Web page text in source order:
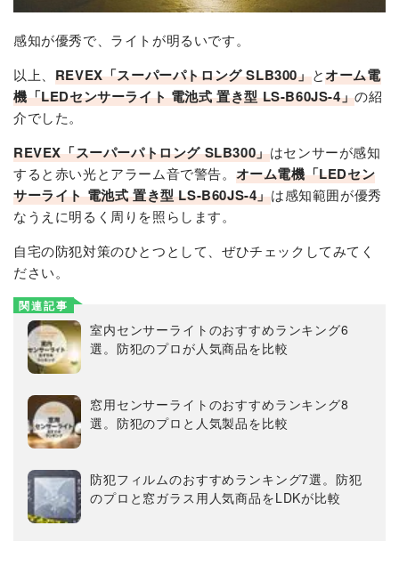
感知が優秀で、ライトが明るいです。
以上、 REVEX「スーパーパトロング SLB300」とオーム電
機「LEDセンサーライト 電池式 置き型 LS-B60JS-4」の紹
介でした。
REVEX「スーパーパトロング SLB300」はセンサーが感知
すると赤い光とアラーム音で警告。 オーム電機「LEDセン
サーライト 電池式 置き型 LS-B60JS-4」は感知範囲が優秀
なうえに明るく周りを照らします。
自宅の防犯対策のひとつとして、ぜひチェックしてみてく
ださい。
関連記事
室内センサーライトのおすすめランキング6
選。防犯のプロが人気商品を比較
窓用センサーライトのおすすめランキング8
選。防犯のプロと人気製品を比較
防犯フィルムのおすすめランキング7選。防犯
のプロと窓ガラス用人気商品をLDKが比較